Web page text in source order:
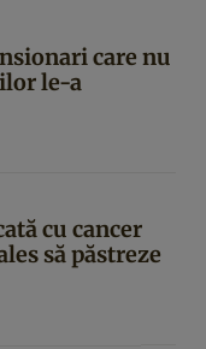
care nu
le-a
cu cancer
să păstreze